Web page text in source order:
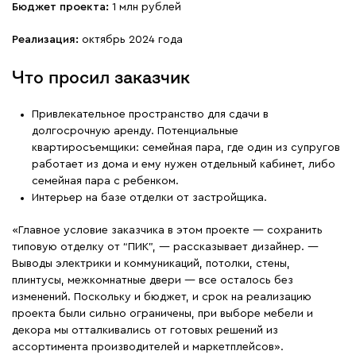
Бюджет проекта: 1 млн рублей
Реализация: октябрь 2024 года
Что просил заказчик
Привлекательное пространство для сдачи в
долгосрочную аренду. Потенциальные
квартиросъемщики: семейная пара, где один из супругов
работает из дома и ему нужен отдельный кабинет, либо
семейная пара с ребенком.
Интерьер на базе отделки от застройщика.
«Главное условие заказчика в этом проекте — сохранить
типовую отделку от “ПИК”, — рассказывает дизайнер. —
Выводы электрики и коммуникаций, потолки, стены,
плинтусы, межкомнатные двери — все осталось без
изменений. Поскольку и бюджет, и срок на реализацию
проекта были сильно ограничены, при выборе мебели и
декора мы отталкивались от готовых решений из
ассортимента производителей и маркетплейсов».